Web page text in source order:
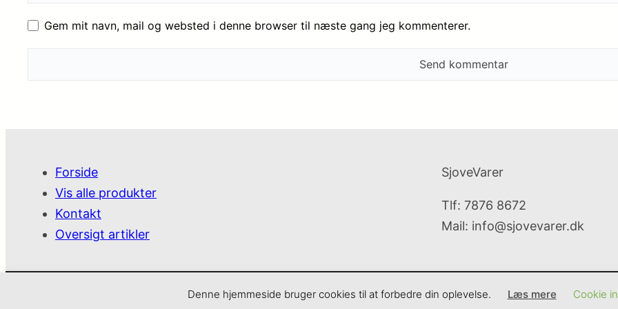
Gem mit navn, mail og websted i denne browser til næste gang jeg kommenterer.
Forside
Vis alle produkter
Kontakt
Oversigt artikler
SjoveVarer
Tlf: 7876 8672
Mail: info@sjovevarer.dk
Denne hjemmeside bruger cookies til at forbedre din oplevelse. Læs mere Cookie